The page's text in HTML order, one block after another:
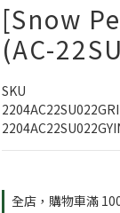
[Snow
(AC-
SKU
全店，購物車滿